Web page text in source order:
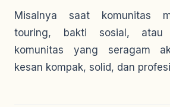
Misalnya saat komunitas
touring, bakti sosial, atau
komunitas yang seragam
kesan kompak, solid, dan